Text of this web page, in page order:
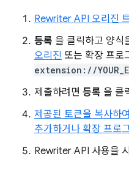
Rewriter API 오리진
등록 을 클릭하고 양식
오리진 또는 확장 프로
extension://
제출하려면 등록 을 클
제공된 토큰을 복사하
추가하거나 확장 프로
Rewriter API 사용을